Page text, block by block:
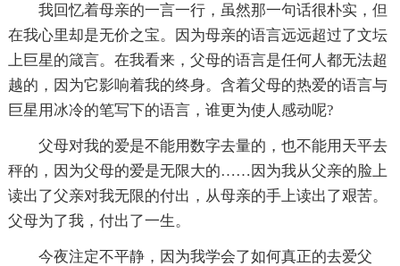
我回忆着母亲的一言一行，虽然那一句话很朴实，但
在我心里却是无价之宝。因为母亲的语言远远超过了文坛
上巨星的箴言。在我看来，父母的语言是任何人都无法超
越的，因为它影响着我的终身。含着父母的热爱的语言与
巨星用冰冷的笔写下的语言，谁更为使人感动呢?
父母对我的爱是不能用数字去量的，也不能用天平去
秤的，因为父母的爱是无限大的……因为我从父亲的脸上
读出了父亲对我无限的付出，从母亲的手上读出了艰苦。
父母为了我，付出了一生。
今夜注定不平静，因为我学会了如何真正的去爱父